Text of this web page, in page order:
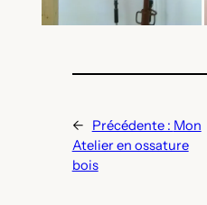
← Précédente : Mon
Atelier en ossature
bois